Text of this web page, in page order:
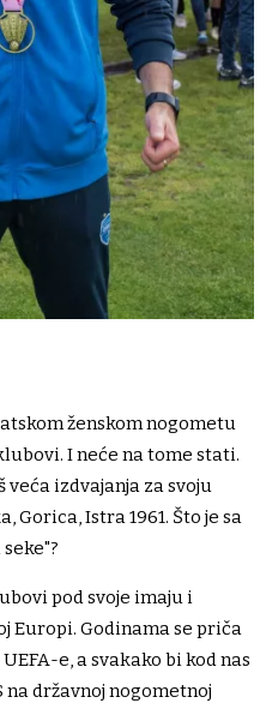
ženskom nogometu
I neće na tome stati.
izdvajanja za svoju
Gorica, Istra 1961. Što je sa
pod svoje imaju i
Europi. Godinama se priča
e, a svakako bi kod nas
državnoj nogometnoj